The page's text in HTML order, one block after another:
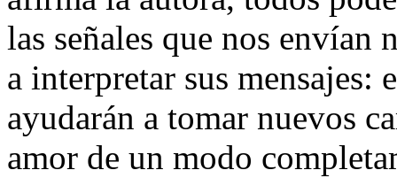
las señales que nos envían
a interpretar sus mensajes:
ayudarán a tomar nuevos
amor de un modo